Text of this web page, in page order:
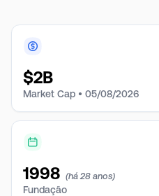
técnicos e profissionais
ensaios clínicos, serviços
$2B
Market Cap • 05/08/2026
1998 (há 28 anos)
Fundação